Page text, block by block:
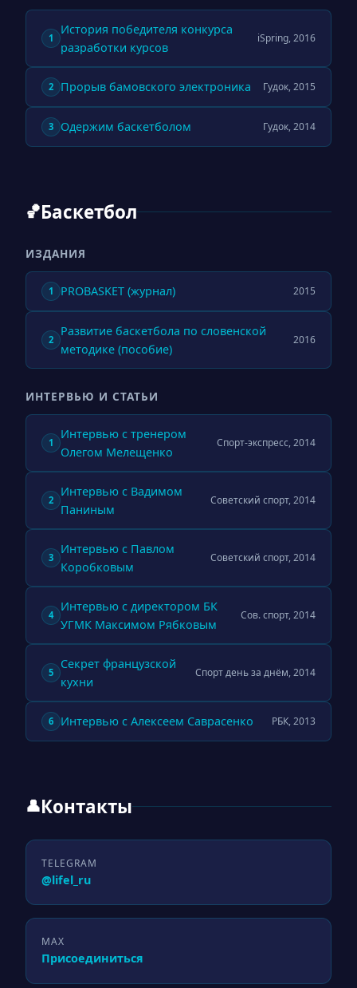
1
История победителя конкурса
разработки курсов
iSpring, 2016
2 Прорыв бамовского электроника Гудок, 2015
3 Одержим баскетболом Гудок, 2014
🏀Баскетбол
ИЗДАНИЯ
1 PROBASKET (журнал) 2015
2
Развитие баскетбола по словенской
методике (пособие)
2016
ИНТЕРВЬЮ И СТАТЬИ
1
Интервью с тренером
Олегом Мелещенко
Спорт-экспресс, 2014
2
Интервью с Вадимом
Паниным
Советский спорт, 2014
3
Интервью с Павлом
Коробковым
Советский спорт, 2014
4
Интервью с директором БК
УГМК Максимом Рябковым
Сов. спорт, 2014
5
Секрет французской
кухни
Спорт день за днём, 2014
6 Интервью с Алексеем Саврасенко РБК, 2013
👤Контакты
TELEGRAM
@lifel_ru
MAX
Присоединиться